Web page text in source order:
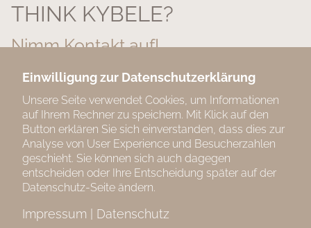
THINK KYBELE?
Nimm Kontakt auf!
KYBELE
Stella Blohmke
stella@thinkkybele.de
Einwilligung zur Datenschutzerklärung
Unsere Seite verwendet Cookies, um Informationen
auf Ihrem Rechner zu speichern. Mit Klick auf den
Button erklären Sie sich einverstanden, dass dies zur
Analyse von User Experience und Besucherzahlen
geschieht. Sie können sich auch dagegen
entscheiden oder Ihre Entscheidung später auf der
Datenschutz-Seite ändern.
Impressum Datenschutz